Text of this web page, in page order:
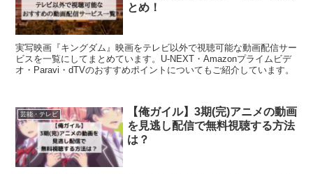
とめ！
実写映画『キングダム』映画をテレビ以外で視聴可能な動画配信サー
ビスを一覧にしてまとめています。U-NEXT・Amazonプライムビデ
オ・Paravi・dTVのおすすめポイントについてもご紹介しています。
芸能・テレビ
【俺ガイル】3期(完)アニメの動画
を見逃し配信で無料視聴する方法
は？